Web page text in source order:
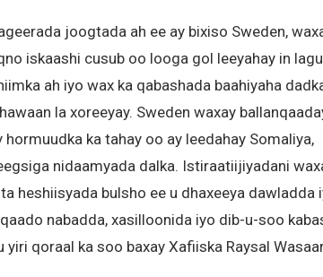
joogtada ah ee ay bixiso Sweden,
iskaashi cusub oo looga gol leeyahay in lagu
ah iyo wax ka qabashada baahiyaha
la xoreeyay. Sweden waxay
ka tahay oo ay leedahay Somaliya,
nidaamyada dalka. Istiraatiijiyadani
heshiisyada bulsho ee u dhaxeeya dawladda
nabadda, xasilloonida iyo dib-u-soo
yiri qoraal ka soo baxay Xafiiska Raysal